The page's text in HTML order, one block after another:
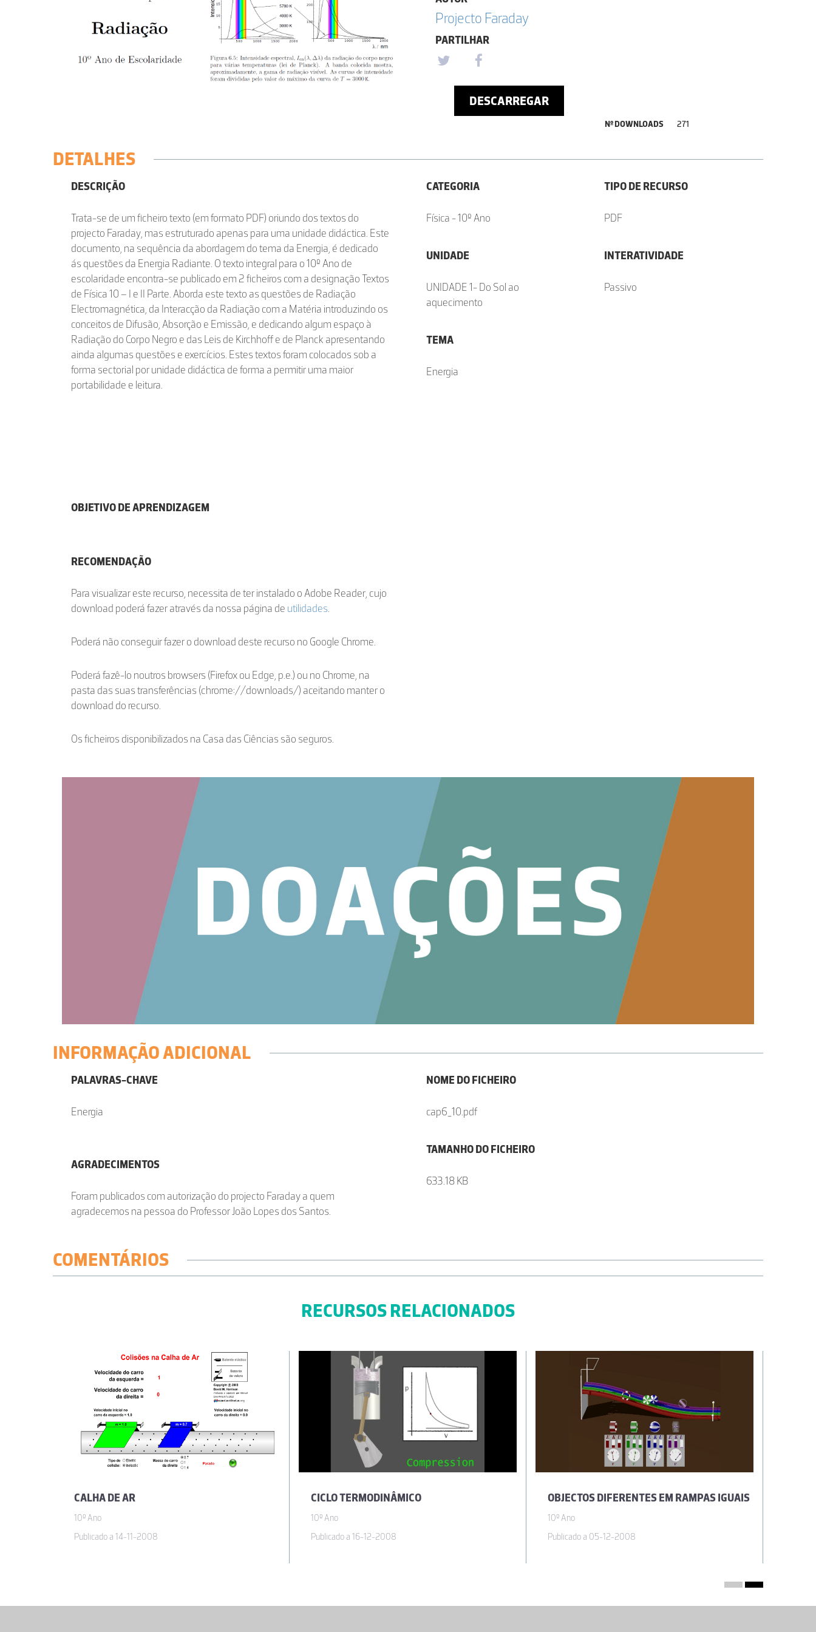
Projecto Faraday
PARTILHAR
DESCARREGAR
Nº DOWNLOADS 271
DETALHES
DESCRIÇÃO
Trata-se de um ficheiro texto (em formato PDF) oriundo dos textos do
projecto Faraday, mas estruturado apenas para uma unidade didáctica. Este
documento, na sequência da abordagem do tema da Energia, é dedicado
ás questões da Energia Radiante. O texto integral para o 10º Ano de
escolaridade encontra-se publicado em 2 ficheiros com a designação Textos
de Física 10 – I e II Parte. Aborda este texto as questões de Radiação
Electromagnética, da Interacção da Radiação com a Matéria introduzindo os
conceitos de Difusão, Absorção e Emissão, e dedicando algum espaço à
Radiação do Corpo Negro e das Leis de Kirchhoff e de Planck apresentando
ainda algumas questões e exercícios. Estes textos foram colocados sob a
forma sectorial por unidade didáctica de forma a permitir uma maior
portabilidade e leitura.
OBJETIVO DE APRENDIZAGEM
RECOMENDAÇÃO
Para visualizar este recurso, necessita de ter instalado o Adobe Reader, cujo
download poderá fazer através da nossa página de utilidades.
Poderá não conseguir fazer o download deste recurso no Google Chrome.
Poderá fazê-lo noutros browsers (Firefox ou Edge, p.e.) ou no Chrome, na
pasta das suas transferências (chrome://downloads/) aceitando manter o
download do recurso.
Os ficheiros disponibilizados na Casa das Ciências são seguros.
CATEGORIA
Física - 10º Ano
UNIDADE
UNIDADE 1- Do Sol ao
aquecimento
TEMA
Energia
TIPO DE RECURSO
PDF
INTERATIVIDADE
Passivo
INFORMAÇÃO ADICIONAL
PALAVRAS-CHAVE
Energia
AGRADECIMENTOS
Foram publicados com autorização do projecto Faraday a quem
agradecemos na pessoa do Professor João Lopes dos Santos.
NOME DO FICHEIRO
cap6_10.pdf
TAMANHO DO FICHEIRO
633.18 KB
COMENTÁRIOS
RECURSOS RELACIONADOS
CALHA DE AR
10º Ano
Publicado a 14-11-2008
CICLO TERMODINÂMICO
10º Ano
Publicado a 16-12-2008
OBJECTOS DIFERENTES EM RAMPAS IGUAIS
10º Ano
Publicado a 05-12-2008